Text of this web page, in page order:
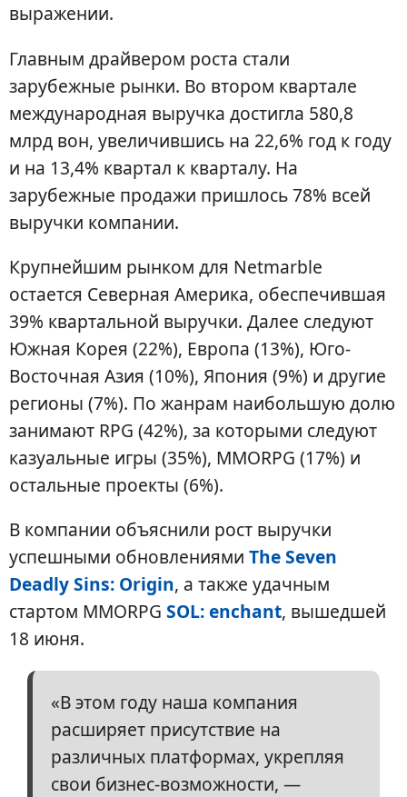
выражении.
Главным драйвером роста стали
зарубежные рынки. Во втором квартале
международная выручка достигла 580,8
млрд вон, увеличившись на 22,6% год к году
и на 13,4% квартал к кварталу. На
зарубежные продажи пришлось 78% всей
выручки компании.
Крупнейшим рынком для Netmarble
остается Северная Америка, обеспечившая
39% квартальной выручки. Далее следуют
Южная Корея (22%), Европа (13%), Юго-
Восточная Азия (10%), Япония (9%) и другие
регионы (7%). По жанрам наибольшую долю
занимают RPG (42%), за которыми следуют
казуальные игры (35%), MMORPG (17%) и
остальные проекты (6%).
В компании объяснили рост выручки
успешными обновлениями The Seven
Deadly Sins: Origin, а также удачным
стартом MMORPG SOL: enchant, вышедшей
18 июня.
«В этом году наша компания
расширяет присутствие на
различных платформах, укрепляя
свои бизнес-возможности, —